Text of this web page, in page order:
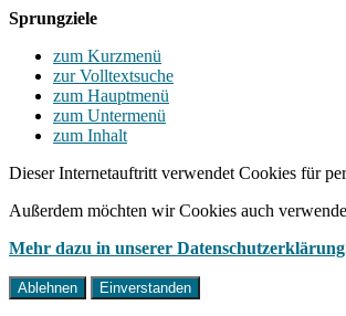
Sprungziele
zum Kurzmenü
zur Volltextsuche
zum Hauptmenü
zum Untermenü
zum Inhalt
Dieser Internetauftritt verwendet Cookies für
Außerdem möchten wir Cookies auch
Mehr dazu in unserer
Ablehnen Einverstanden